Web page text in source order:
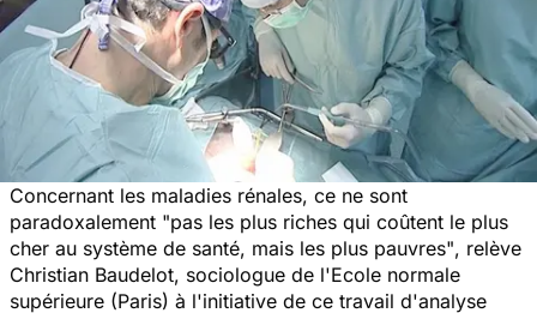
Concernant les maladies rénales, ce ne sont
paradoxalement "pas les plus riches qui coûtent le plus
cher au système de santé, mais les plus pauvres", relève
Christian Baudelot, sociologue de l'Ecole normale
supérieure (Paris) à l'initiative de ce travail d'analyse